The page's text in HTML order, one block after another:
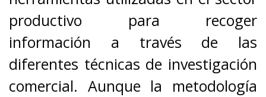
productivo para recoger
información a través de las
diferentes técnicas de investigación
comercial. Aunque la metodología